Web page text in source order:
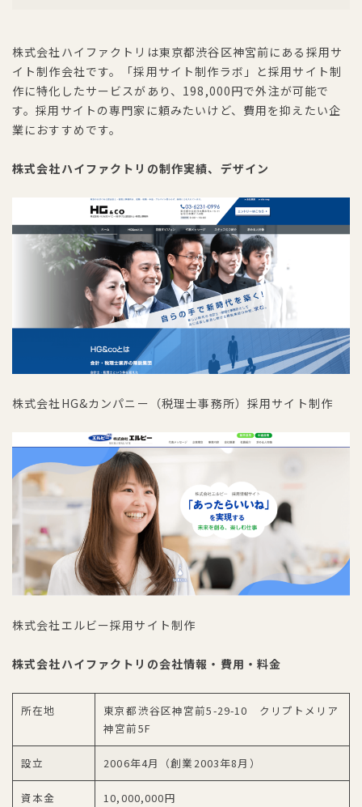
株式会社ハイファクトリは東京都渋谷区神宮前にある採用サ
イト制作会社です。「採用サイト制作ラボ」と採用サイト制
作に特化したサービスがあり、198,000円で外注が可能で
す。採用サイトの専門家に頼みたいけど、費用を抑えたい企
業におすすめです。
株式会社ハイファクトリの制作実績、デザイン
株式会社HG&カンパニー（税理士事務所）採用サイト制作
株式会社エルビー採用サイト制作
株式会社ハイファクトリの会社情報・費用・料金
所在地
東京都渋谷区神宮前5-29-10 クリプトメリア
神宮前5F
設立 2006年4月（創業2003年8月）
資本金 10,000,000円